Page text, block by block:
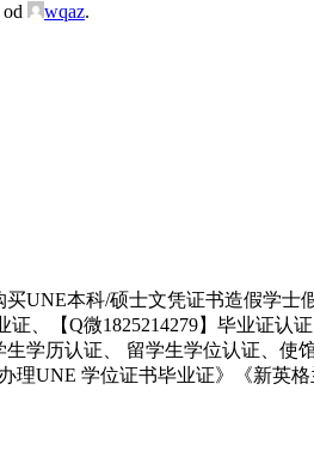
od wqaz.
UNE本科/硕士文凭证书造假学士
、【Q微1825214279】毕业证认
学历认证、 留学生学位认证、
理UNE 学位证书毕业证》《新英